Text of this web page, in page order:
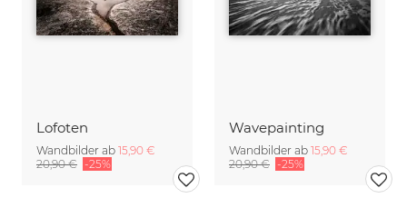
Lofoten
Wandbilder ab 15,90 €
20,90 € -25%
Wavepainting
Wandbilder ab 15,90 €
20,90 € -25%